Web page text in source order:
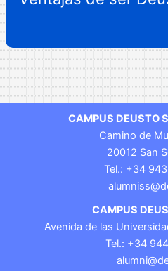
CAMPUS DEUSTO
Camino de
20012 San
Tel.: +34
CAMPUS
Avenida de las
Tel.: +34